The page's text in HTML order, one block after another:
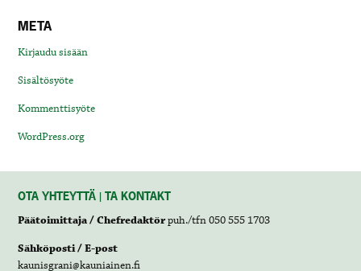
META
Kirjaudu sisään
Sisältösyöte
Kommenttisyöte
WordPress.org
OTA YHTEYTTÄ | TA KONTAKT
Päätoimittaja / Chefredaktörpuh./tfn 050 555 1703
Sähköposti / E-post
kaunisgrani@kauniainen.fi